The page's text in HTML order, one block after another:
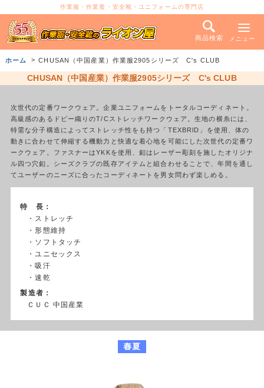
作業服・作業着・安全靴・ユニフォームの専門店
商品検索 メニュー
ホーム CHUSAN（中国産業）作業服2905シリーズ C's CLUB
CHUSAN（中国産業）作業服2905シリーズ C's CLUB
次世代の定番ワークウェア。企業ユニフォームをトータルコーディネート。
高級感のあるドビー織りのT/Cストレッチワークウェア。生地の横糸には、
特需な分子構造によってストレッチ性をも持つ「TEXBRlD」を使用、体の
動きに合わせて伸縮する機動力と快適な着心地を可能にした次世代の定番ワ
ークウェア。ファスナーはYKKを使用、釦はレーザー彫刻を施したオリジナ
ル四つ穴釦。シーズクラブの既存アイテムと組合わせることで、年間を通し
てユーザーのニーズに合ったコーディネートを男女問わず楽しめる。
特 長：
・ストレッチ
・形態維持
・ソフトタッチ
・ユニセックス
・吸汗
・速乾
製造者：
ＣＵＣ 中国産業